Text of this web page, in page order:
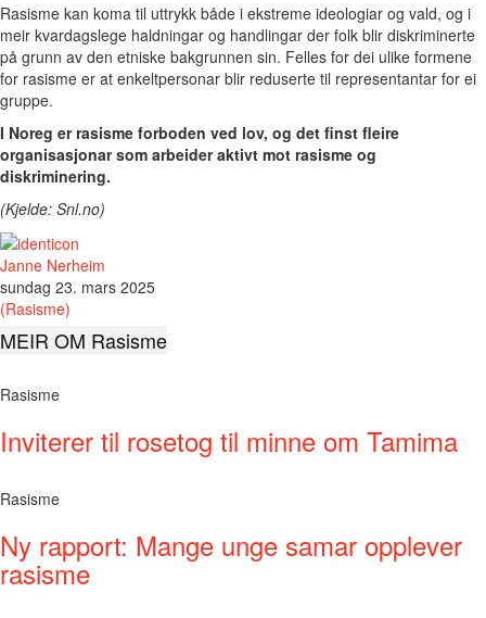
Rasisme kan koma til uttrykk både i ekstreme ideologiar og vald, og i
meir kvardagslege haldningar og handlingar der folk blir diskriminerte
på grunn av den etniske bakgrunnen sin. Felles for dei ulike formene
for rasisme er at enkeltpersonar blir reduserte til representantar for ei
gruppe.
I Noreg er rasisme forboden ved lov, og det finst fleire
organisasjonar som arbeider aktivt mot rasisme og
diskriminering.
(Kjelde: Snl.no)
Janne Nerheim
sundag 23. mars 2025
(Rasisme)
MEIR OM Rasisme
Rasisme
Inviterer til rosetog til minne om Tamima
Rasisme
Ny rapport: Mange unge samar opplever
rasisme